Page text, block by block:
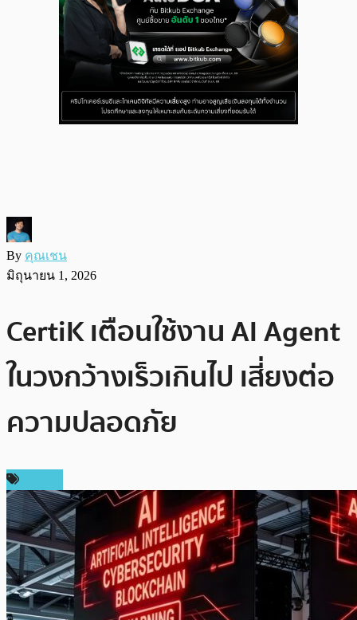
By คุณเชน
มิถุนายน 1, 2026
CertiK เตือนใช้งาน AI Agent
ในวงกว้างเร็วเกินไป เสี่ยงต่อ
ความปลอดภัย